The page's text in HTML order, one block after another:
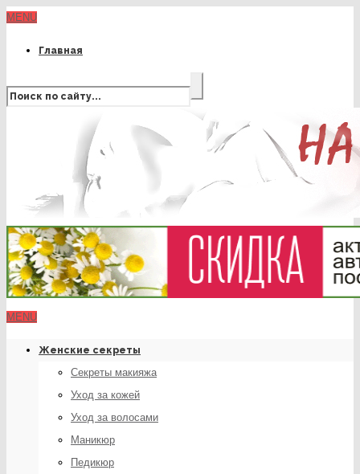
MENU
Главная
MENU
Женские секреты
Секреты макияжа
Уход за кожей
Уход за волосами
Маникюр
Педикюр